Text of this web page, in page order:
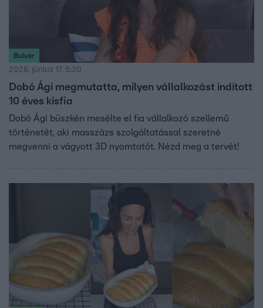
Bulvár
2026. június 17. 5:30
Dobó Ági megmutatta, milyen vállalkozást indított
10 éves kisfia
Dobó Ági büszkén mesélte el fia vállalkozó szellemű
történetét, aki masszázs szolgáltatással szeretné
megvenni a vágyott 3D nyomtatót. Nézd meg a tervét!